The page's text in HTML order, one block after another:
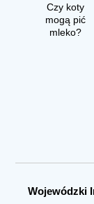
Czy koty
mogą pić
mleko?
Wojewódzki